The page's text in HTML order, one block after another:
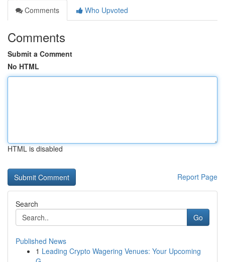
Comments
Who Upvoted
Comments
Submit a Comment
No HTML
HTML is disabled
Report Page
Search
Go
Published News
1 Leading Crypto Wagering Venues: Your Upcoming